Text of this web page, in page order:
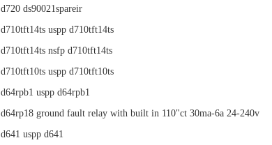
ds90021spareir
uspp d710tft14ts
nsfp d710tft14ts
uspp d710tft10ts
uspp d64rpb1
ground fault relay with built in 110"ct 30ma-6a 24-240v
uspp d641